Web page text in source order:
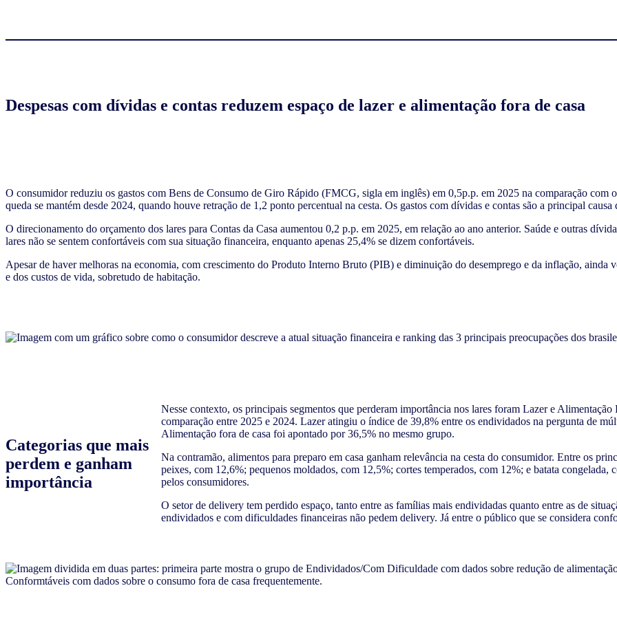
Despesas com dívidas e contas reduzem espaço de lazer e alimentação fora de casa
O consumidor reduziu os gastos com Bens de Consumo de Giro Rápido (FMCG, sigla em inglês) em 0,5p.p. em 2025 na comparação com
queda se mantém desde 2024, quando houve retração de 1,2 ponto percentual na cesta. Os gastos com dívidas e contas são a principal causa
O direcionamento do orçamento dos lares para Contas da Casa aumentou 0,2 p.p. em 2025, em relação ao ano anterior. Saúde e outras
lares não se sentem confortáveis com sua situação financeira, enquanto apenas 25,4% se dizem confortáveis.
Apesar de haver melhoras na economia, com crescimento do Produto Interno Bruto (PIB) e diminuição do desemprego e da inflação,
e dos custos de vida, sobretudo de habitação.
Categorias que mais
perdem e ganham
importância
Nesse contexto, os principais segmentos que perderam importância nos lares foram Lazer e
comparação entre 2025 e 2024. Lazer atingiu o índice de 39,8% entre os endividados na pergunta de
Alimentação fora de casa foi apontado por 36,5% no mesmo grupo.
Na contramão, alimentos para preparo em casa ganham relevância na cesta do consumidor. Entre os
peixes, com 12,6%; pequenos moldados, com 12,5%; cortes temperados, com 12%; e batata congelada,
pelos consumidores.
O setor de delivery tem perdido espaço, tanto entre as famílias mais endividadas quanto entre as de
endividados e com dificuldades financeiras não pedem delivery. Já entre o público que se considera